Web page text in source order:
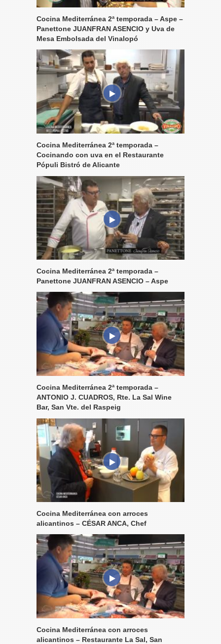
Cocina Mediterránea 2ª temporada – Aspe –
Panettone JUANFRAN ASENCIO y Uva de
Mesa Embolsada del Vinalopó
Cocina Mediterránea 2ª temporada –
Cocinando con uva en el Restaurante
Pópuli Bistró de Alicante
Cocina Mediterránea 2ª temporada –
Panettone JUANFRAN ASENCIO – Aspe
Cocina Mediterránea 2ª temporada –
ANTONIO J. CUADROS, Rte. La Sal Wine
Bar, San Vte. del Raspeig
Cocina Mediterránea con arroces
alicantinos – CÉSAR ANCA, Chef
Cocina Mediterránea con arroces
alicantinos – Restaurante La Sal, San